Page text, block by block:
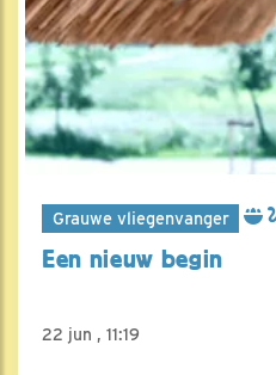
Grauwe vliegenvanger
Een nieuw begin
22 jun , 11:19